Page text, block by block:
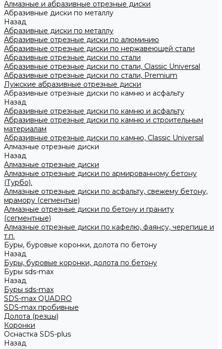
Алмазные и абразивные отрезные диски
Абразивные диски по металлу
Назад
Абразивные диски по металлу
Абразивные отрезные диски по алюминию
Абразивные отрезные диски по нержавеющей стали
Абразивные отрезные диски по стали
Абразивные отрезные диски по стали, Classic Universal
Абразивные отрезные диски по стали, Premium
Лужские абразивные отрезные диски
Абразивные отрезные диски по камню и асфальту
Назад
Абразивные отрезные диски по камню и асфальту
Абразивные отрезные диски по камню и строительным
материалам
Абразивные отрезные диски по камню, Classic Universal
Алмазные отрезные диски
Назад
Алмазные отрезные диски
Алмазные отрезные диски по армированному бетону
(Турбо).
Алмазные отрезные диски по асфальту, свежему бетону,
мрамору (сегментые)
Алмазные отрезные диски по бетону и граниту
(сегментные)
Алмазные отрезные диски по кафелю, фаянсу, черепице и
т.п.
Буры, буровые коронки, долота по бетону
Назад
Буры, буровые коронки, долота по бетону
Буры sds-max
Назад
Буры sds-max
SDS-max QUADRO
SDS-max пробивные
Долота (резцы)
Коронки
Оснастка SDS-plus
Назад